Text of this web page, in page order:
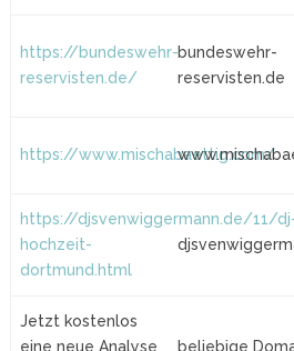
https://bundeswehr-
reservisten.de/
bundeswehr-
reservisten.de
https://www.mischabaettig.com/
https://djsvenwiggermann.de/11/
hochzeit-
dortmund.html
Jetzt kostenlos
eine neue Analyse
beliebige